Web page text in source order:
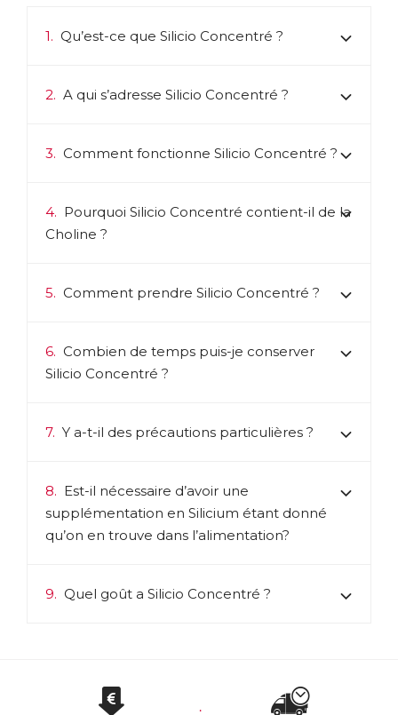
1. Qu’est-ce que Silicio Concentré ?
2. A qui s’adresse Silicio Concentré ?
3. Comment fonctionne Silicio Concentré ?
4. Pourquoi Silicio Concentré contient-il de la
Choline ?
5. Comment prendre Silicio Concentré ?
6. Combien de temps puis-je conserver
Silicio Concentré ?
7. Y a-t-il des précautions particulières ?
8. Est-il nécessaire d’avoir une
supplémentation en Silicium étant donné
qu’on en trouve dans l’alimentation?
9. Quel goût a Silicio Concentré ?